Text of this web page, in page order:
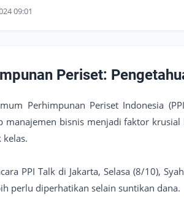
09:01
Periset:
Perhimpunan Periset Indonesia
manajemen bisnis menjadi faktor
kelas.
PPI Talk di Jakarta, Selasa (8/10),
perlu diperhatikan selain suntikan dana.